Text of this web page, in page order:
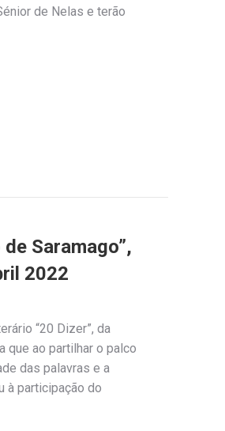
de Nelas e terão
Saramago”,
2022
“20 Dizer”, da
que ao partilhar o palco
das palavras e a
à participação do